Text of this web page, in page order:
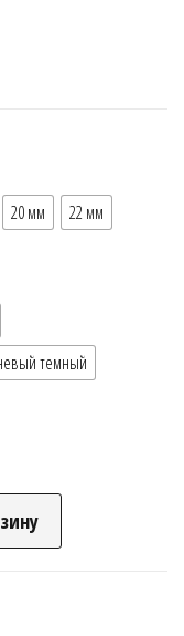
20 мм 22 мм
темный